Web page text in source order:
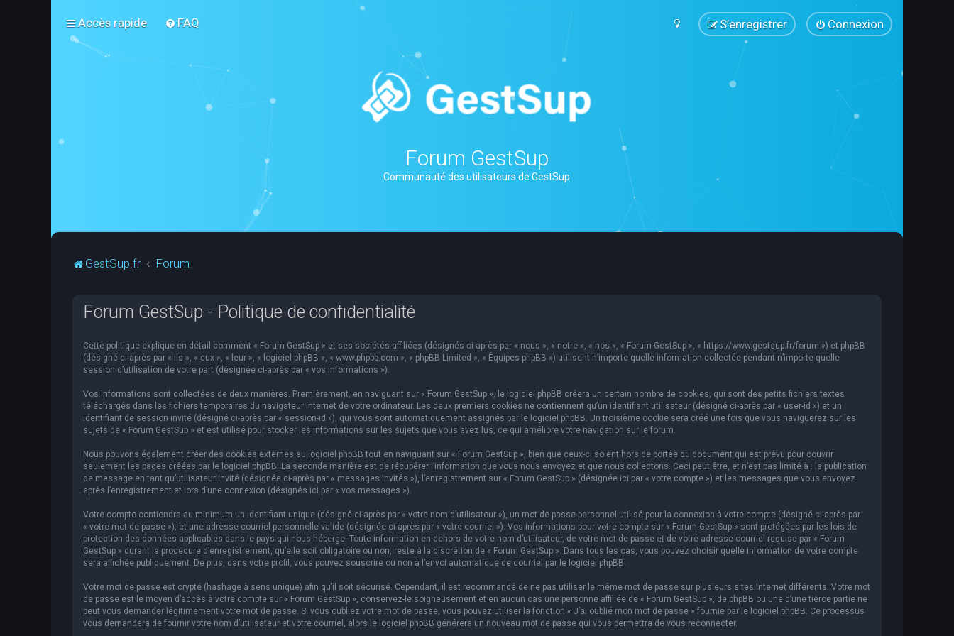
Accès rapide FAQ Connexion
S’enregistrer
Forum GestSup
Communauté des utilisateurs de GestSup
GestSup.fr Forum
Forum GestSup - Politique de confidentialité
Cette politique explique en détail comment « Forum GestSup » et ses sociétés affiliées (désignés ci-après par « nous », « notre », « nos », « Forum GestSup », « https://www.gestsup.fr/forum ») et phpBB
(désigné ci-après par « ils », « eux », « leur », « logiciel phpBB », « www.phpbb.com », « phpBB Limited », « Équipes phpBB ») utilisent n’importe quelle information collectée pendant n’importe quelle
session d’utilisation de votre part (désignée ci-après par « vos informations »).
Vos informations sont collectées de deux manières. Premièrement, en naviguant sur « Forum GestSup », le logiciel phpBB créera un certain nombre de cookies, qui sont des petits fichiers textes
téléchargés dans les fichiers temporaires du navigateur Internet de votre ordinateur. Les deux premiers cookies ne contiennent qu’un identifiant utilisateur (désigné ci-après par « user-id ») et un
identifiant de session invité (désigné ci-après par « session-id »), qui vous sont automatiquement assignés par le logiciel phpBB. Un troisième cookie sera créé une fois que vous naviguerez sur les
sujets de « Forum GestSup » et est utilisé pour stocker les informations sur les sujets que vous avez lus, ce qui améliore votre navigation sur le forum.
Nous pouvons également créer des cookies externes au logiciel phpBB tout en naviguant sur « Forum GestSup », bien que ceux-ci soient hors de portée du document qui est prévu pour couvrir
seulement les pages créées par le logiciel phpBB. La seconde manière est de récupérer l’information que vous nous envoyez et que nous collectons. Ceci peut être, et n’est pas limité à : la publication
de message en tant qu’utilisateur invité (désignée ci-après par « messages invités »), l’enregistrement sur « Forum GestSup » (désignée ici par « votre compte ») et les messages que vous envoyez
après l’enregistrement et lors d’une connexion (désignés ici par « vos messages »).
Votre compte contiendra au minimum un identifiant unique (désigné ci-après par « votre nom d’utilisateur »), un mot de passe personnel utilisé pour la connexion à votre compte (désigné ci-après par
« votre mot de passe »), et une adresse courriel personnelle valide (désignée ci-après par « votre courriel »). Vos informations pour votre compte sur « Forum GestSup » sont protégées par les lois de
protection des données applicables dans le pays qui nous héberge. Toute information en-dehors de votre nom d’utilisateur, de votre mot de passe et de votre adresse courriel requise par « Forum
GestSup » durant la procédure d’enregistrement, qu’elle soit obligatoire ou non, reste à la discrétion de « Forum GestSup ». Dans tous les cas, vous pouvez choisir quelle information de votre compte
sera affichée publiquement. De plus, dans votre profil, vous pouvez souscrire ou non à l’envoi automatique de courriel par le logiciel phpBB.
Votre mot de passe est crypté (hashage à sens unique) afin qu’il soit sécurisé. Cependant, il est recommandé de ne pas utiliser le même mot de passe sur plusieurs sites Internet différents. Votre mot
de passe est le moyen d’accès à votre compte sur « Forum GestSup », conservez-le soigneusement et en aucun cas une personne affiliée de « Forum GestSup », de phpBB ou une d’une tierce partie ne
peut vous demander légitimement votre mot de passe. Si vous oubliez votre mot de passe, vous pouvez utiliser la fonction « J’ai oublié mon mot de passe » fournie par le logiciel phpBB. Ce processus
vous demandera de fournir votre nom d’utilisateur et votre courriel, alors le logiciel phpBB générera un nouveau mot de passe qui vous permettra de vous reconnecter.